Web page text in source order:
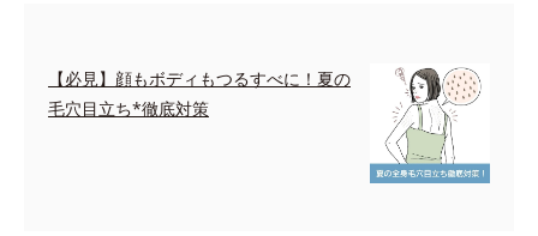
【必見】顔もボディもつるすべに！夏の
毛穴目立ち*徹底対策